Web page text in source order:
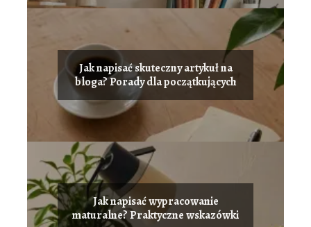
Jak napisać skuteczny artykuł na
bloga? Porady dla początkujących
Jak napisać wypracowanie
maturalne? Praktyczne wskazówki